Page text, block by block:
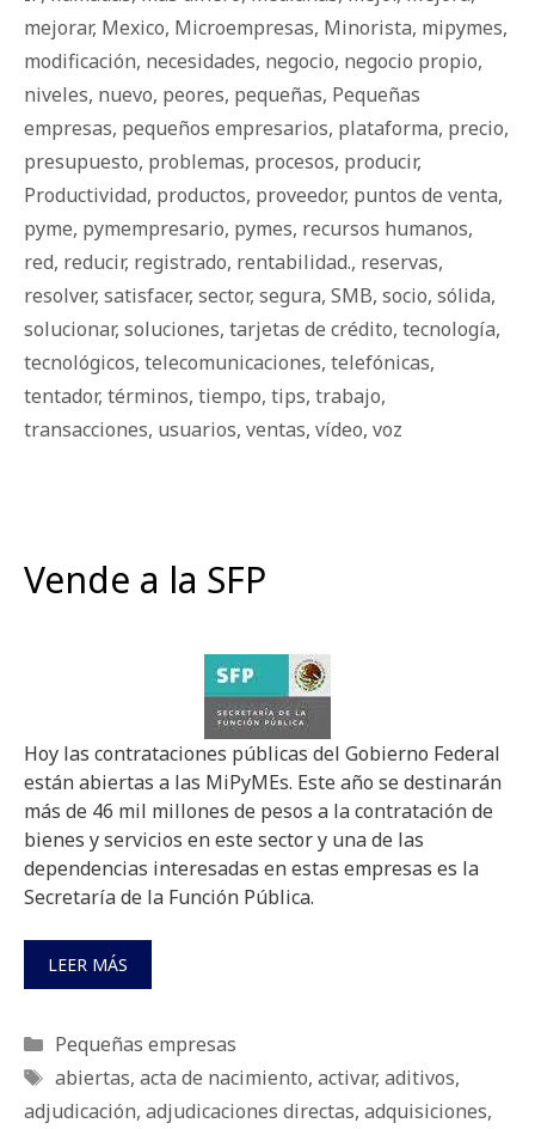
mejorar, Mexico, Microempresas, Minorista, mipymes,
modificación, necesidades, negocio, negocio propio,
niveles, nuevo, peores, pequeñas, Pequeñas
empresas, pequeños empresarios, plataforma, precio,
presupuesto, problemas, procesos, producir,
Productividad, productos, proveedor, puntos de venta,
pyme, pymempresario, pymes, recursos humanos,
red, reducir, registrado, rentabilidad., reservas,
resolver, satisfacer, sector, segura, SMB, socio, sólida,
solucionar, soluciones, tarjetas de crédito, tecnología,
tecnológicos, telecomunicaciones, telefónicas,
tentador, términos, tiempo, tips, trabajo,
transacciones, usuarios, ventas, vídeo, voz
Vende a la SFP
Hoy las contrataciones públicas del Gobierno Federal
están abiertas a las MiPyMEs. Este año se destinarán
más de 46 mil millones de pesos a la contratación de
bienes y servicios en este sector y una de las
dependencias interesadas en estas empresas es la
Secretaría de la Función Pública.
LEER MÁS
Categorías
Pequeñas empresas
Etiquetas
abiertas, acta de nacimiento, activar, aditivos,
adjudicación, adjudicaciones directas, adquisiciones,